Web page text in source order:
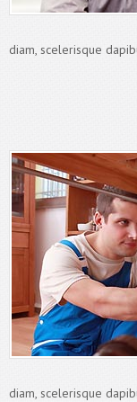
diam, scelerisque
diam, scelerisque